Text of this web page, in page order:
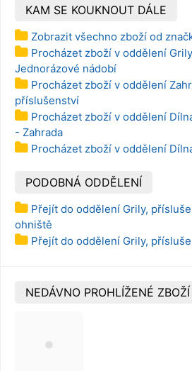
KAM SE KOUKNOUT DÁLE
Zobrazit všechno zboží od
Procházet zboží v oddělení
Jednorázové nádobí
Procházet zboží v oddělení
příslušenství
Procházet zboží v oddělení
- Zahrada
Procházet zboží v oddělení
PODOBNÁ ODDĚLENÍ
Přejít do oddělení Grily,
ohniště
Přejít do oddělení Grily,
NEDÁVNO PROHLÍŽENÉ ZBOŽÍ